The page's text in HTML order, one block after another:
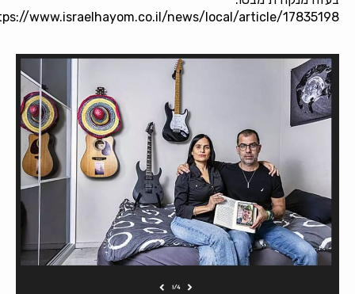
https://www.israelhayom.co.il/news/local/article/17835198